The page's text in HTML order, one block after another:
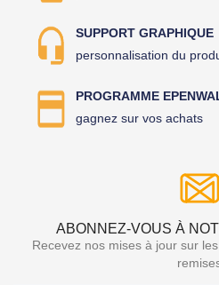
SUPPORT GRAPHIQUE
personnalisation du
PROGRAMME
gagnez sur vos achats
ABONNEZ-VOUS À
Recevez nos mises à jour sur